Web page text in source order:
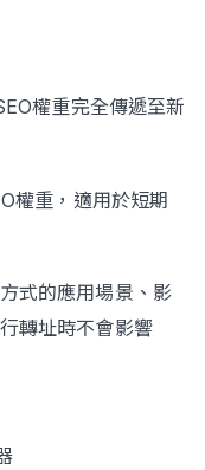
權重完全傳遞至新
權重，適用於短期
式的應用場景、影
轉址時不會影響